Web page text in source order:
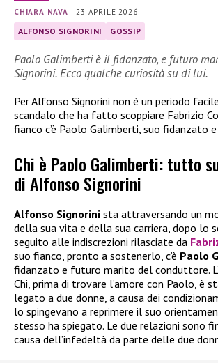
CHIARA NAVA |23 APRILE 2026
ALFONSO SIGNORINI GOSSIP
Paolo Galimberti è il fidanzato, e futuro
Signorini. Ecco qualche curiosità su di lui.
Per Alfonso Signorini non è un periodo
scandalo che ha fatto scoppiare Fabrizio
fianco c’è Paolo Galimberti, suo fidanzato
Chi è Paolo Galimberti: tutto
di Alfonso Signorini
Alfonso Signorini sta attraversando un
della sua vita e della sua carriera, dopo lo
seguito alle indiscrezioni rilasciate da
suo fianco, pronto a sostenerlo, c’è Paolo
fidanzato e futuro marito del conduttore.
Chi, prima di trovare l’amore con Paolo, è
legato a due donne, a causa dei
lo spingevano a reprimere il suo
stesso ha spiegato. Le due relazioni sono
causa dell’infedeltà da parte delle due